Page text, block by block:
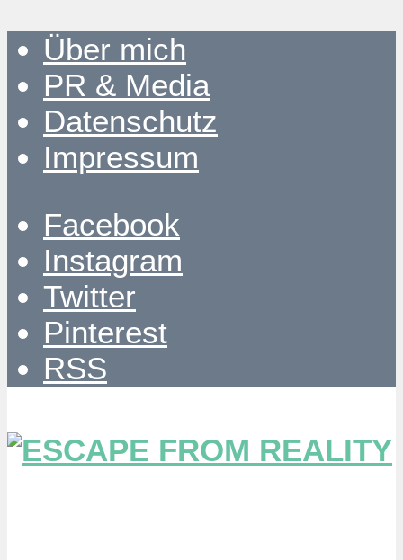
Über mich
PR & Media
Datenschutz
Impressum
Facebook
Instagram
Twitter
Pinterest
RSS